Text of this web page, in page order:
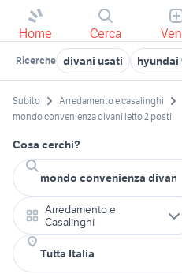
Home Cerca
Ricerche divani usati hyundai
Subito
Arredamento e casalinghi
mondo convenienza divani letto 2 posti
Cosa cerchi?
Arredamento e
Casalinghi